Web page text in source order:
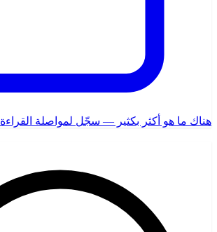
هناك ما هو أكثر بكثير — سجّل لمواصلة القراءة